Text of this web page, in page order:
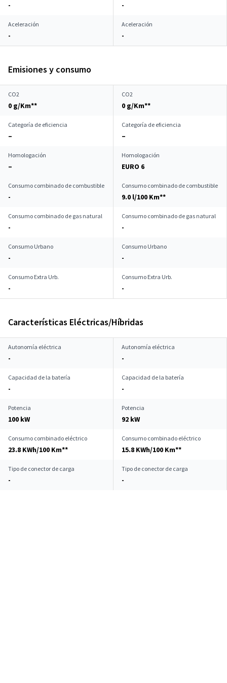
- -
Aceleración
-
Aceleración
-
Emisiones y consumo
CO2
0 g/Km**
CO2
0 g/Km**
Categoría de eficiencia
–
Categoría de eficiencia
–
Homologación
–
Homologación
EURO 6
Consumo combinado de combustible
-
Consumo combinado de combustible
9.0 l/100 Km**
Consumo combinado de gas natural
-
Consumo combinado de gas natural
-
Consumo Urbano
-
Consumo Urbano
-
Consumo Extra Urb.
-
Consumo Extra Urb.
-
Características Eléctricas/Híbridas
Autonomía eléctrica
-
Autonomía eléctrica
-
Capacidad de la batería
-
Capacidad de la batería
-
Potencia
100 kW
Potencia
92 kW
Consumo combinado eléctrico
23.8 KWh/100 Km**
Consumo combinado eléctrico
15.8 KWh/100 Km**
Tipo de conector de carga
-
Tipo de conector de carga
-